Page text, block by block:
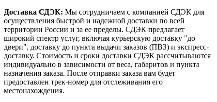
Доставка СДЭК: Мы сотрудничаем с компанией СДЭК для
осуществления быстрой и надежной доставки по всей
территории России и за ее пределы. СДЭК предлагает
широкий спектр услуг, включая курьерскую доставку "до
двери", доставку до пункта выдачи заказов (ПВЗ) и экспресс-
доставку. Стоимость и сроки доставки СДЭК рассчитываются
индивидуально в зависимости от веса, габаритов и пункта
назначения заказа. После отправки заказа вам будет
предоставлен трек-номер для отслеживания его
местонахождения.